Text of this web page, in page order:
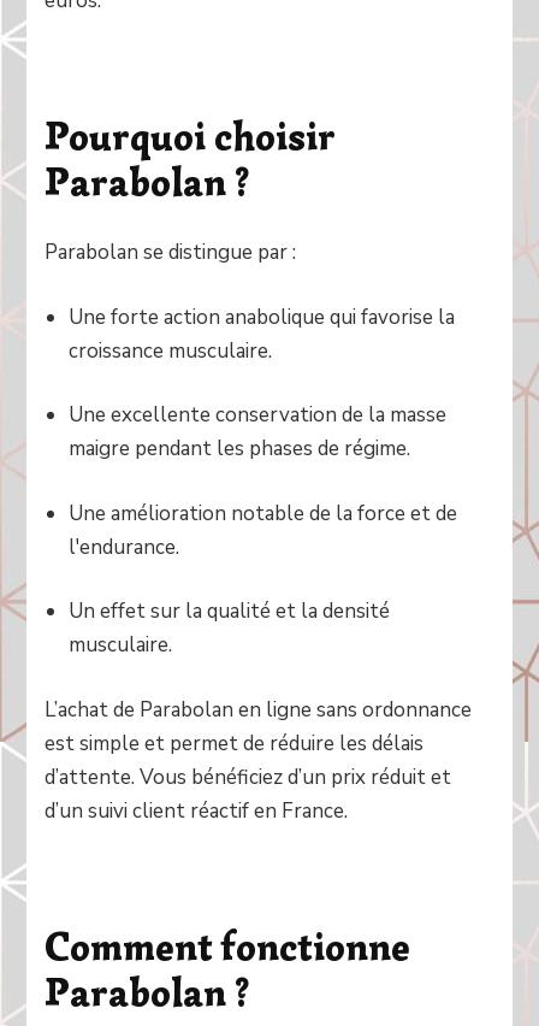
Pourquoi choisir
Parabolan ?
Parabolan se distingue par :
Une forte action anabolique qui favorise la
croissance musculaire.
Une excellente conservation de la masse
maigre pendant les phases de régime.
Une amélioration notable de la force et de
l'endurance.
Un effet sur la qualité et la densité
musculaire.
L’achat de Parabolan en ligne sans ordonnance
est simple et permet de réduire les délais
d’attente. Vous bénéficiez d’un prix réduit et
d’un suivi client réactif en France.
Comment fonctionne
Parabolan ?